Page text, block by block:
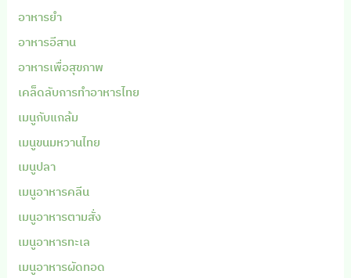
อาหารยำ
อาหารอีสาน
อาหารเพื่อสุขภาพ
เคล็ดลับการทำอาหารไทย
เมนูกับแกล้ม
เมนูขนมหวานไทย
เมนูปลา
เมนูอาหารคลีน
เมนูอาหารตามสั่ง
เมนูอาหารทะเล
เมนูอาหารผัดทอด